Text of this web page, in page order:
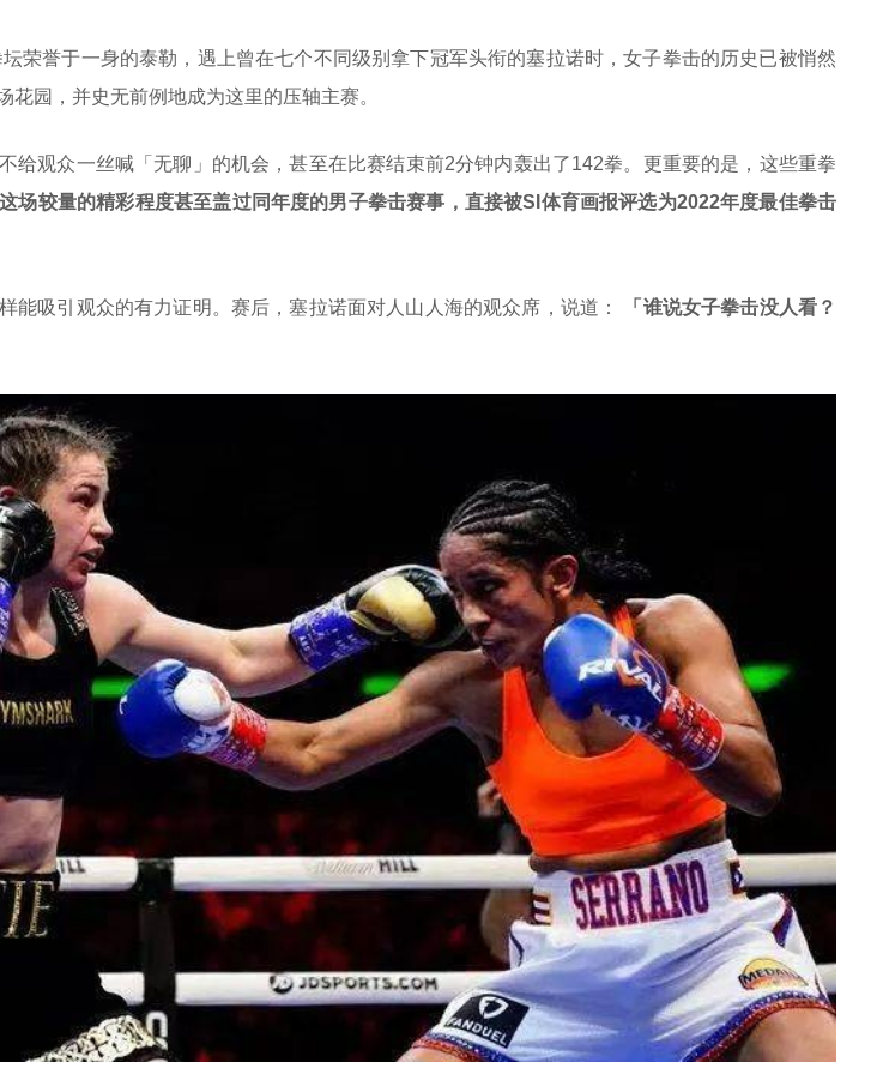
荣誉于一身的泰勒，遇上曾在七个不同级别拿下冠军头衔的塞拉诺时，女子拳击的历史已被悄然
园，并史无前例地成为这里的压轴主赛。
给观众一丝喊「无聊」的机会，甚至在比赛结束前2分钟内轰出了142拳。更重要的是，这些重拳
这场较量的精彩程度甚至盖过同年度的男子拳击赛事，直接被SI体育画报评选为2022年度最佳拳击
能吸引观众的有力证明。赛后，塞拉诺面对人山人海的观众席，说道： 「 谁说女子拳击没人看？